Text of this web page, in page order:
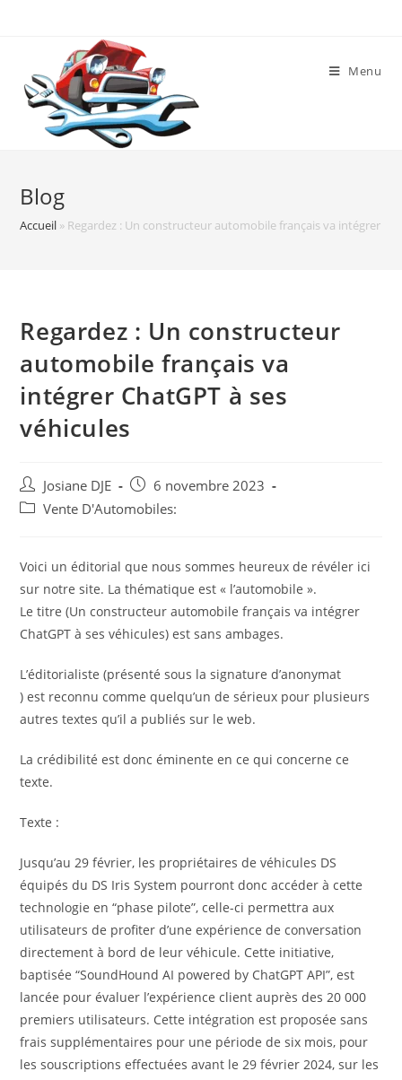
Menu
Blog
Accueil » Regardez : Un constructeur automobile français va intégrer
Regardez : Un constructeur
automobile français va
intégrer ChatGPT à ses
véhicules
Auteur/autrice
de
Josiane DJE
Post
published:
6 novembre 2023
PostVente D'Automobiles:
Voici un éditorial que nous sommes heureux de révéler ici
sur notre site. La thématique est « l’automobile ».
Le titre (Un constructeur automobile français va intégrer
ChatGPT à ses véhicules) est sans ambages.
L’éditorialiste (présenté sous la signature d’anonymat
) est reconnu comme quelqu’un de sérieux pour plusieurs
autres textes qu’il a publiés sur le web.
La crédibilité est donc éminente en ce qui concerne ce
texte.
Texte :
Jusqu’au 29 février, les propriétaires de véhicules DS
équipés du DS Iris System pourront donc accéder à cette
technologie en “phase pilote”, celle-ci permettra aux
utilisateurs de profiter d’une expérience de conversation
directement à bord de leur véhicule. Cette initiative,
baptisée “SoundHound AI powered by ChatGPT API”, est
lancée pour évaluer l’expérience client auprès des 20 000
premiers utilisateurs. Cette intégration est proposée sans
frais supplémentaires pour une période de six mois, pour
les souscriptions effectuées avant le 29 février 2024, sur les